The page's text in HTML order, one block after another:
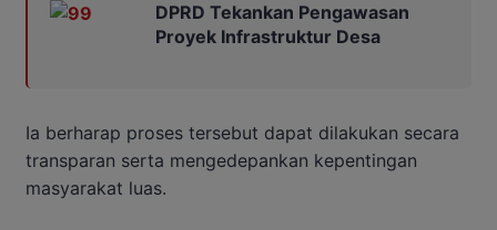
DPRD Tekankan Pengawasan
Proyek Infrastruktur Desa
Ia berharap proses tersebut dapat dilakukan secara
transparan serta mengedepankan kepentingan
masyarakat luas.